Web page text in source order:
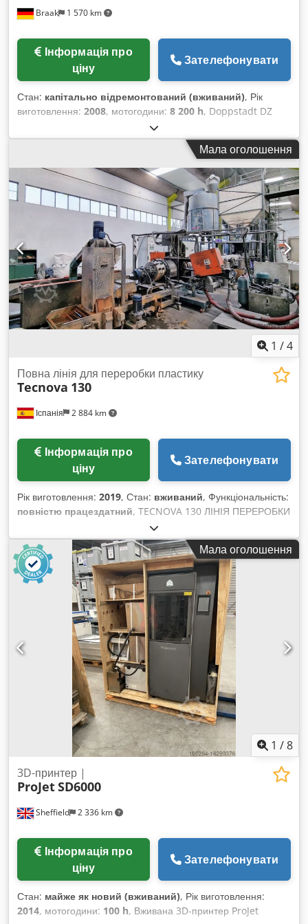
маркувальники; лінзи; холодильники; охолоджувальні
системи для верстатів; холодильники S&A; IPG-Laser, MAX
Photonics, Raycus; компресори; поворотні пристрої;
дзеркала для лазерного обладнання.
Braak 1 570 km
ціну
Зателефонувати
Стан: капітально відремонтований (вживаний), Рік
виготовлення: 2008, мотогодини: 8 200 h, Doppstadt DZ
750 Kombi - Рік випуску: 02/2008 - Вал попереднього
дроблення з 21 зубом - 2 x надстрічковий магніт
Dkedpfoyxkwwox Algjr - Центральне змащення -
Дистанційне керування - Двигун Mercedes Benz 480 kW
(652 к.с.) при 1.900 об/хв - Вага: 46 000 кг - Ротор
вторинного подрібнення з 36 вільно підвішеними молотками
- Ситовий кошик 120 мм (можливі інші кошики) - Задній
конвеєр 7 м - Ротор з 36 молотками Машина
відремонтована і доступна одразу.
Мала оголошення
1 /4
Іспанія 2 884 km
Повна лінія для переробки пластику
Tecnova 130
ціну
Зателефонувати
Рік виготовлення: 2019, Стан: вживаний, Функціональність:
повністю працездатний, TECNOVA 130 ЛІНІЯ ПЕРЕРОБКИ
Лінія для перепелетизації пластиків Оброблювані
матеріали: LDPE, LLDPE, HDPE Діаметр шнека: 130 мм
Фільтр з подвійним поршнем Завантажувальний силос
Одиночна дегазація Пелетайзер з гарячим різом Dedpfsyph
I Hex Algokr Центрифуга та вібраційне сито Рік випуску:
Мала оголошення
1 /8
Sheffield 2 336 km
3D-принтер |
ProJetSD6000
ціну
Зателефонувати
Стан: майже як новий (вживаний), Рік виготовлення:
2014, мотогодини: 100 h, Вживана 3D-принтер ProJet